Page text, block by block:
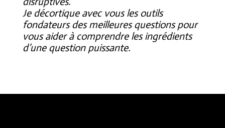
Je décortique avec vous les outils
fondateurs des meilleures questions pour
vous aider à comprendre les ingrédients
d’une question puissante.